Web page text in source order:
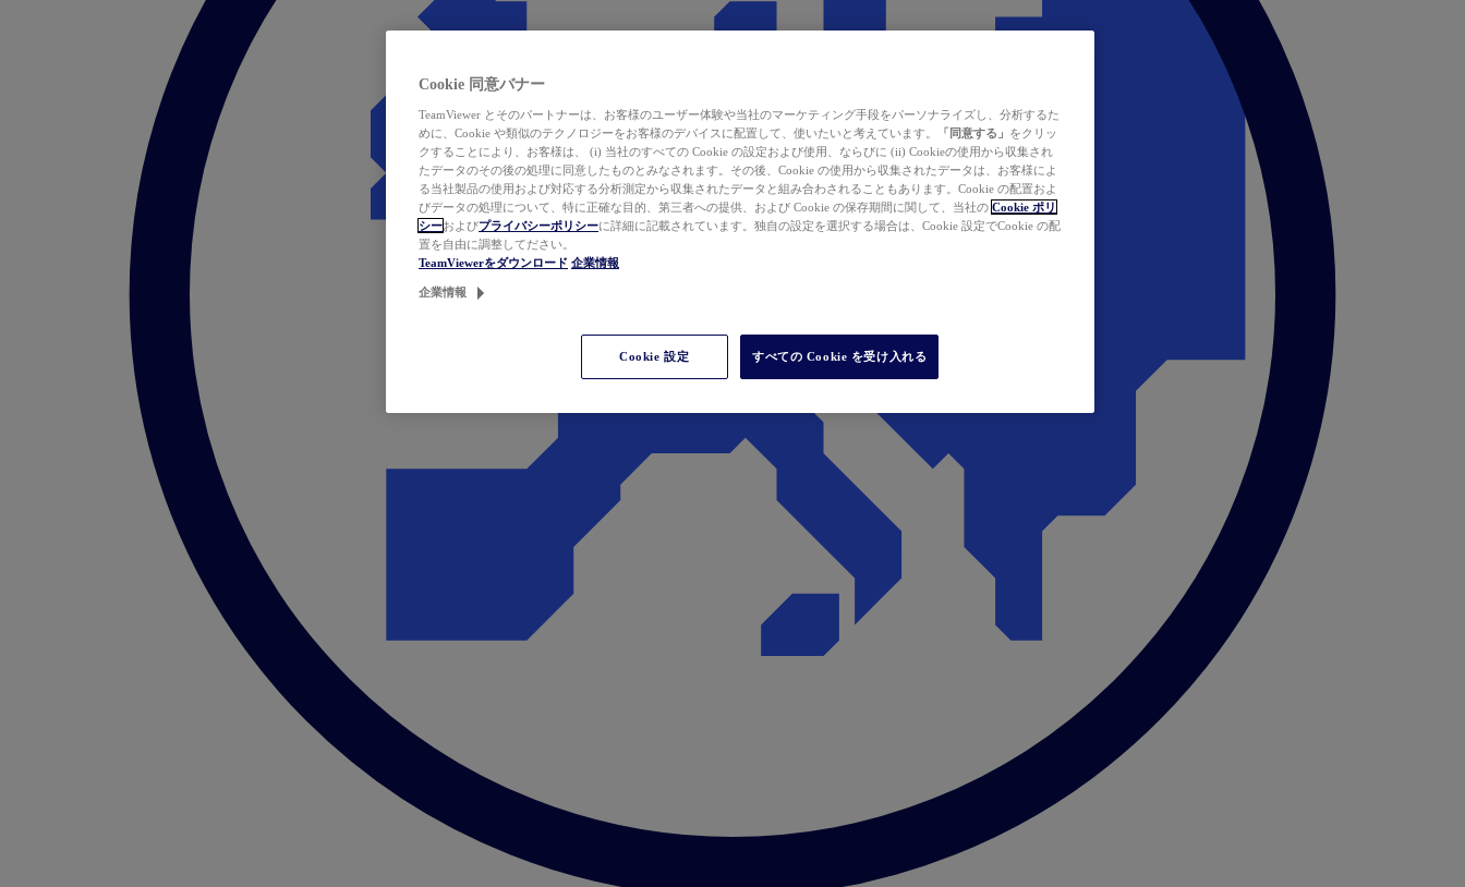
Cookie 同意バナー
TeamViewer とそのパートナーは、お客様のユーザー体験や当社のマーケティング手段をパーソナライズし、分析するた
めに、Cookie や類似のテクノロジーをお客様のデバイスに配置して、使いたいと考えています。
「同意する」 をクリッ
クすることにより、お客様は、 (i) 当社のすべての Cookie の設定および使用、ならびに (ii) Cookieの使用から収集され
たデータのその後の処理に同意したものとみなされます。その後、Cookie の使用から収集されたデータは、お客様によ
る当社製品の使用および対応する分析測定から収集されたデータと組み合わされることもあります。Cookie の配置およ
びデータの処理について、特に正確な目的、第三者への提供、および Cookie の保存期間に関して、当社の Cookie ポリ
シーおよびプライバシーポリシーに詳細に記載されています。独自の設定を選択する場合は、Cookie 設定でCookie の配
置を自由に調整してださい。
TeamViewerをダウンロード 企業情報
企業情報
Cookie 設定 すべての Cookie を受け入れる